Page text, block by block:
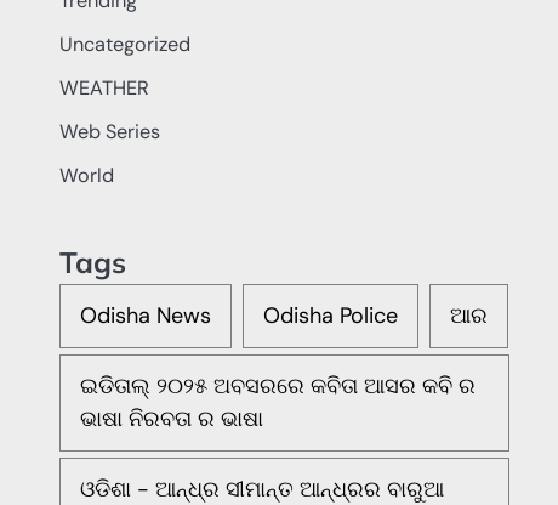
Uncategorized
WEATHER
Web Series
World
Tags
Odisha News Odisha Police ଆର
ଇଡିତାଲ୍ ୨୦୨୫ ଅବସରରେ କବିତା ଆସର କବି ର
ଭାଷା ନିରବତା ର ଭାଷା
ଓଡିଶା - ଆନ୍ଧ୍ର ସୀମାନ୍ତ ଆନ୍ଧ୍ରର ବାରୁଆ